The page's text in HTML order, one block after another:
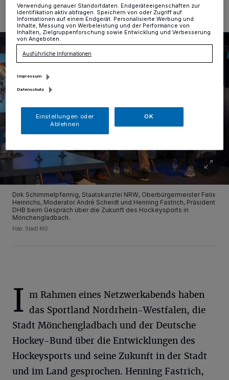
Dirk Schimmelpfennig, Staatskanzlei NRW, Oberbürgermeister Felix
Heinrichs, Moderator André Scheidt und Henning Fastrich, Präsident
DHB beim Gespräch über die Zukunft des Hockeysports in
Mönchengladbach.
Foto: Stadt MG
I m Rahmen eines Netzwerkabends haben
das Sportland Nordrhein-Westfalen, die
Stadt Mönchengladbach und der Deutsche
Hockey-Bund über die Entwicklungen des
Hockeysports und seine Zukunft in der Stadt
und im Land gesprochen. Henning Fastrich,
Verwendung genauer Standortdaten. Endgeräteeigenschaften zur
Identifikation aktiv abfragen. Speichern von oder Zugriff auf
Informationen auf einem Endgerät. Personalisierte Werbung und
Inhalte, Messung von Werbeleistung und der Performance von
Inhalten, Zielgruppenforschung sowie Entwicklung und Verbesserung
von Angeboten.
Ausführliche Informationen
Impressum
Datenschutz
Einstellungen oder
Ablehnen
OK